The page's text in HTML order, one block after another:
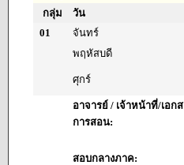
กลุ่ม
วัน
01
จันทร์
พฤหัสบดี
ศุกร์
อาจารย์ / เจ้าหน้าที่/เอก
การสอน:
สอบกลางภาค: